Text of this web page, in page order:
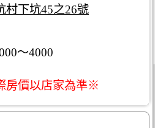
村下坑45之26號
～4000
房價以店家為準※